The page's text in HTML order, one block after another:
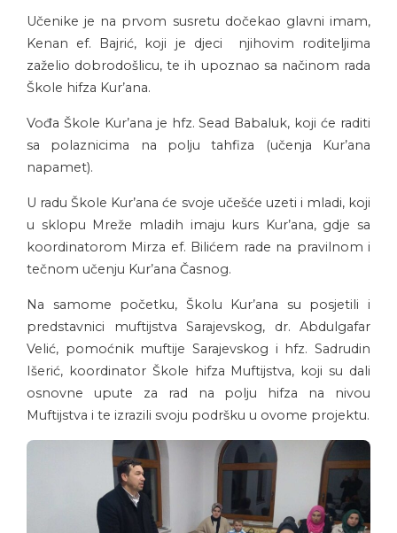
Učenike je na prvom susretu dočekao glavni imam,
Kenan ef. Bajrić, koji je djeci njihovim roditeljima
zaželio dobrodošlicu, te ih upoznao sa načinom rada
Škole hifza Kur’ana.
Vođa Škole Kur’ana je hfz. Sead Babaluk, koji će raditi
sa polaznicima na polju tahfiza (učenja Kur’ana
napamet).
U radu Škole Kur’ana će svoje učešće uzeti i mladi, koji
u sklopu Mreže mladih imaju kurs Kur’ana, gdje sa
koordinatorom Mirza ef. Bilićem rade na pravilnom i
tečnom učenju Kur’ana Časnog.
Na samome početku, Školu Kur’ana su posjetili i
predstavnici muftijstva Sarajevskog, dr. Abdulgafar
Velić, pomoćnik muftije Sarajevskog i hfz. Sadrudin
Išerić, koordinator Škole hifza Muftijstva, koji su dali
osnovne upute za rad na polju hifza na nivou
Muftijstva i te izrazili svoju podršku u ovome projektu.